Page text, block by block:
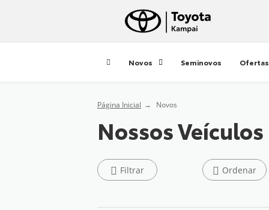
Novos Seminovos Ofertas
Página Inicial Novos
Nossos Veículos
Filtrar Ordenar